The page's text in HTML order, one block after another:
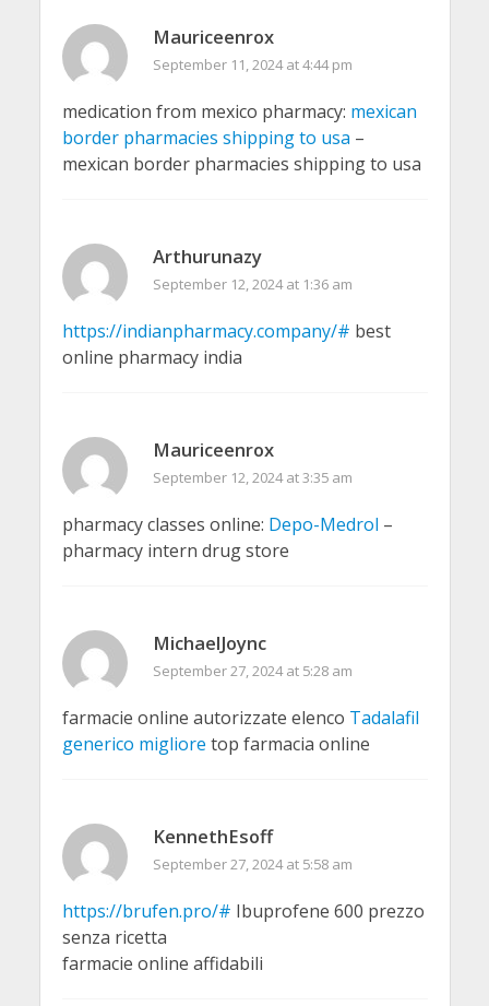
Mauriceenrox
September 11, 2024 at 4:44 pm
medication from mexico pharmacy: mexican
border pharmacies shipping to usa –
mexican border pharmacies shipping to usa
Arthurunazy
September 12, 2024 at 1:36 am
https://indianpharmacy.company/# best
online pharmacy india
Mauriceenrox
September 12, 2024 at 3:35 am
pharmacy classes online: Depo-Medrol –
pharmacy intern drug store
MichaelJoync
September 27, 2024 at 5:28 am
farmacie online autorizzate elenco Tadalafil
generico migliore top farmacia online
KennethEsoff
September 27, 2024 at 5:58 am
https://brufen.pro/# Ibuprofene 600 prezzo
senza ricetta
farmacie online affidabili